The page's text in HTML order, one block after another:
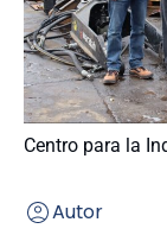
Centro para la
Autor